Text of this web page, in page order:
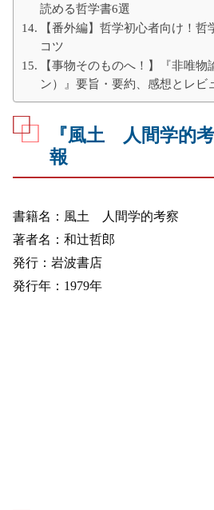
読める哲学書6選
【番外編】哲学初心者向け！
コツ
【事物そのものへ！】『非唯
ン）』要旨・要約、感想とレビ
『風土 人間学的
報
書籍名：風土 人間学的考察
著者名：和辻哲郎
発行：岩波書店
発行年：1979年